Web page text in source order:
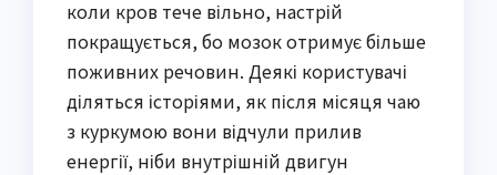
коли кров тече вільно, настрій
покращується, бо мозок отримує більше
поживних речовин. Деякі користувачі
діляться історіями, як після місяця чаю
з куркумою вони відчули прилив
енергії, ніби внутрішній двигун